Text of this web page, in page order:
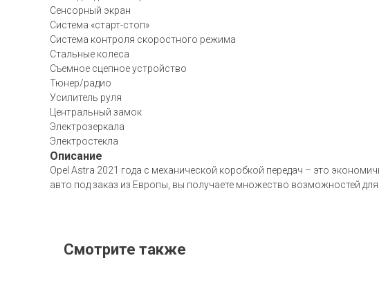
Сенсорный экран
Система «старт-стоп»
Система контроля скоростного режима
Стальные колеса
Съемное сцепное устройство
Тюнер/радио
Усилитель руля
Центральный замок
Электрозеркала
Электростекла
Описание
Opel Astra 2021 года с механической коробкой передач – это
авто под заказ из Европы, вы получаете множество возможностей
Смотрите также